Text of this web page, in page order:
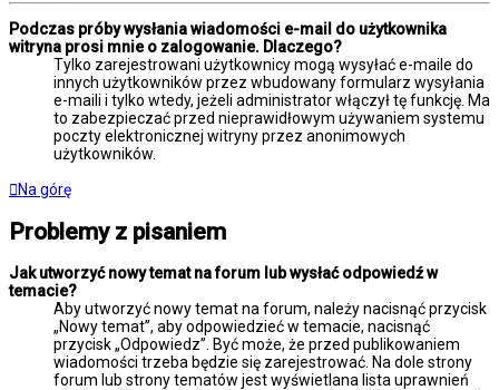
Podczas próby wysłania wiadomości e-mail do użytkownika
witryna prosi mnie o zalogowanie. Dlaczego?
Tylko zarejestrowani użytkownicy mogą wysyłać e-maile do
innych użytkowników przez wbudowany formularz wysyłania
e-maili i tylko wtedy, jeżeli administrator włączył tę funkcję. Ma
to zabezpieczać przed nieprawidłowym używaniem systemu
poczty elektronicznej witryny przez anonimowych
użytkowników.
Na górę
Problemy z pisaniem
Jak utworzyć nowy temat na forum lub wysłać odpowiedź w
temacie?
Aby utworzyć nowy temat na forum, należy nacisnąć przycisk
„Nowy temat”, aby odpowiedzieć w temacie, nacisnąć
przycisk „Odpowiedz”. Być może, że przed publikowaniem
wiadomości trzeba będzie się zarejestrować. Na dole strony
forum lub strony tematów jest wyświetlana lista uprawnień